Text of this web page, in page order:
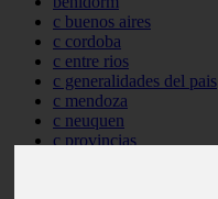
c buenos aires
c cordoba
c entre rios
c generalidades del pais
c mendoza
c neuquen
c provincias